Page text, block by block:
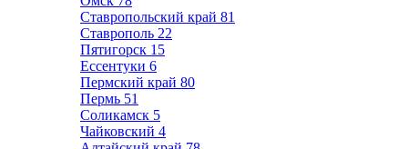
Ставропольский край 81
Ставрополь 22
Пятигорск 15
Ессентуки 6
Пермский край 80
Пермь 51
Соликамск 5
Чайковский 4